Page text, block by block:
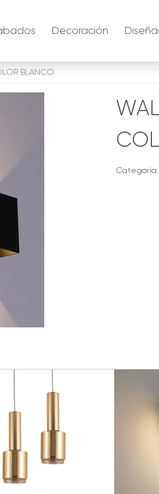
Decoración
BLANCO